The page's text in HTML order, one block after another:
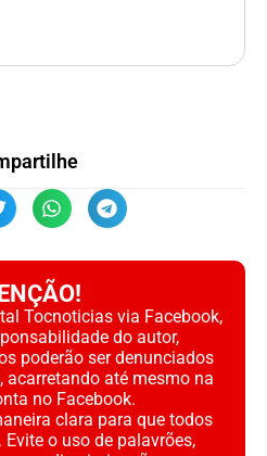
Tocnoticias via Facebook,
do autor,
poderão ser denunciados
acarretando até mesmo na
no Facebook.
clara para que todos
o uso de palavrões,